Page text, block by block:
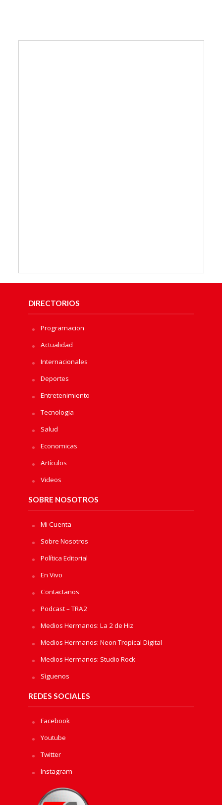
DIRECTORIOS
Programacion
Actualidad
Internacionales
Deportes
Entretenimiento
Tecnologia
Salud
Economicas
Artículos
Videos
SOBRE NOSOTROS
Mi Cuenta
Sobre Nosotros
Política Editorial
En Vivo
Contactanos
Podcast – TRA2
Medios Hermanos: La 2 de Hiz
Medios Hermanos: Neon Tropical Digital
Medios Hermanos: Studio Rock
Sìguenos
REDES SOCIALES
Facebook
Youtube
Twitter
Instagram